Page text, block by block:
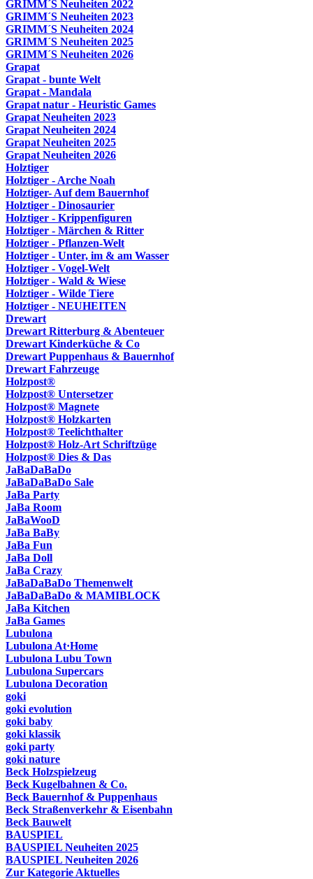
GRIMM´S Neuheiten 2022
GRIMM´S Neuheiten 2023
GRIMM´S Neuheiten 2024
GRIMM´S Neuheiten 2025
GRIMM´S Neuheiten 2026
Grapat
Grapat - bunte Welt
Grapat - Mandala
Grapat natur - Heuristic Games
Grapat Neuheiten 2023
Grapat Neuheiten 2024
Grapat Neuheiten 2025
Grapat Neuheiten 2026
Holztiger
Holztiger - Arche Noah
Holztiger- Auf dem Bauernhof
Holztiger - Dinosaurier
Holztiger - Krippenfiguren
Holztiger - Märchen & Ritter
Holztiger - Pflanzen-Welt
Holztiger - Unter, im & am Wasser
Holztiger - Vogel-Welt
Holztiger - Wald & Wiese
Holztiger - Wilde Tiere
Holztiger - NEUHEITEN
Drewart
Drewart Ritterburg & Abenteuer
Drewart Kinderküche & Co
Drewart Puppenhaus & Bauernhof
Drewart Fahrzeuge
Holzpost®
Holzpost® Untersetzer
Holzpost® Magnete
Holzpost® Holzkarten
Holzpost® Teelichthalter
Holzpost® Holz-Art Schriftzüge
Holzpost® Dies & Das
JaBaDaBaDo
JaBaDaBaDo Sale
JaBa Party
JaBa Room
JaBaWooD
JaBa BaBy
JaBa Fun
JaBa Doll
JaBa Crazy
JaBaDaBaDo Themenwelt
JaBaDaBaDo & MAMIBLOCK
JaBa Kitchen
JaBa Games
Lubulona
Lubulona At·Home
Lubulona Lubu Town
Lubulona Supercars
Lubulona Decoration
goki
goki evolution
goki baby
goki klassik
goki party
goki nature
Beck Holzspielzeug
Beck Kugelbahnen & Co.
Beck Bauernhof & Puppenhaus
Beck Straßenverkehr & Eisenbahn
Beck Bauwelt
BAUSPIEL
BAUSPIEL Neuheiten 2025
BAUSPIEL Neuheiten 2026
Zur Kategorie Aktuelles